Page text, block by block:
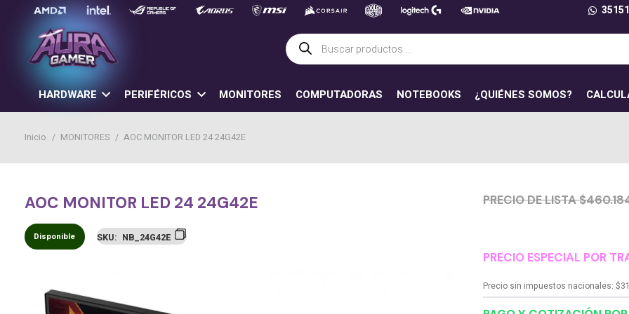
Búsqueda
de
productos
HARDWARE PERIFÉRICOS MONITORES COMPUTADORAS NOTEBOOKS ¿QUIÉNES SOMOS?
Inicio / MONITORES / AOC MONITOR LED 24 24G42E
AOC MONITOR LED 24 24G42E
Disponible SKU: NB_24G42E
PRECIO DE LISTA
PRECIO ESPECIAL POR
Precio sin impuestos nacionales:$